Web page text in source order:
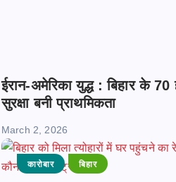
ईरान-अमेरिका युद्ध : बिहार के 70
सुरक्षा बनी प्राथमिकता
March 2, 2026
कारोबार बिहार